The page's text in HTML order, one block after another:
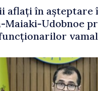
aflați în așteptare
Maiaki-Udobnoe